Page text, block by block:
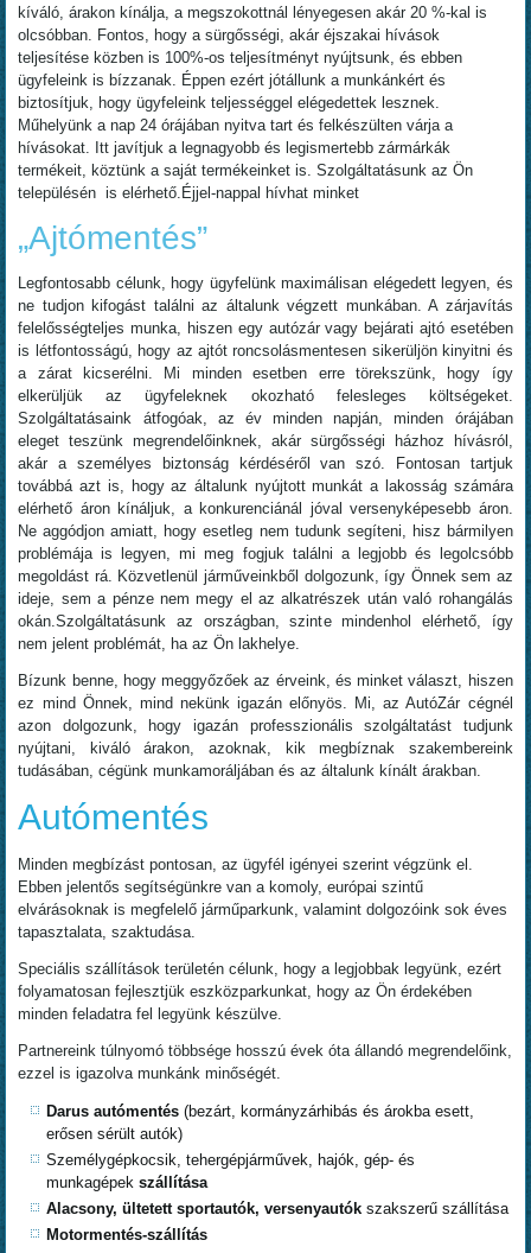
kíváló, árakon kínálja, a megszokottnál lényegesen akár 20 %-kal is
olcsóbban. Fontos, hogy a sürgősségi, akár éjszakai hívások
teljesítése közben is 100%-os teljesítményt nyújtsunk, és ebben
ügyfeleink is bízzanak. Éppen ezért jótállunk a munkánkért és
biztosítjuk, hogy ügyfeleink teljességgel elégedettek lesznek.
Műhelyünk a nap 24 órájában nyitva tart és felkészülten várja a
hívásokat. Itt javítjuk a legnagyobb és legismertebb zármárkák
termékeit, köztünk a saját termékeinket is. Szolgáltatásunk az Ön
településén is elérhető.Éjjel-nappal hívhat minket
„Ajtómentés”
Legfontosabb célunk, hogy ügyfelünk maximálisan elégedett legyen, és
ne tudjon kifogást találni az általunk végzett munkában. A zárjavítás
felelősségteljes munka, hiszen egy autózár vagy bejárati ajtó esetében
is létfontosságú, hogy az ajtót roncsolásmentesen sikerüljön kinyitni és
a zárat kicserélni. Mi minden esetben erre törekszünk, hogy így
elkerüljük az ügyfeleknek okozható felesleges költségeket.
Szolgáltatásaink átfogóak, az év minden napján, minden órájában
eleget teszünk megrendelőinknek, akár sürgősségi házhoz hívásról,
akár a személyes biztonság kérdéséről van szó. Fontosan tartjuk
továbbá azt is, hogy az általunk nyújtott munkát a lakosság számára
elérhető áron kínáljuk, a konkurenciánál jóval versenyképesebb áron.
Ne aggódjon amiatt, hogy esetleg nem tudunk segíteni, hisz bármilyen
problémája is legyen, mi meg fogjuk találni a legjobb és legolcsóbb
megoldást rá. Közvetlenül járműveinkből dolgozunk, így Önnek sem az
ideje, sem a pénze nem megy el az alkatrészek után való rohangálás
okán.Szolgáltatásunk az országban, szinte mindenhol elérhető, így
nem jelent problémát, ha az Ön lakhelye.
Bízunk benne, hogy meggyőzőek az érveink, és minket választ, hiszen
ez mind Önnek, mind nekünk igazán előnyös. Mi, az AutóZár cégnél
azon dolgozunk, hogy igazán professzionális szolgáltatást tudjunk
nyújtani, kiváló árakon, azoknak, kik megbíznak szakembereink
tudásában, cégünk munkamoráljában és az általunk kínált árakban.
Autómentés
Minden megbízást pontosan, az ügyfél igényei szerint végzünk el.
Ebben jelentős segítségünkre van a komoly, európai szintű
elvárásoknak is megfelelő járműparkunk, valamint dolgozóink sok éves
tapasztalata, szaktudása.
Speciális szállítások területén célunk, hogy a legjobbak legyünk, ezért
folyamatosan fejlesztjük eszközparkunkat, hogy az Ön érdekében
minden feladatra fel legyünk készülve.
Partnereink túlnyomó többsége hosszú évek óta állandó megrendelőink,
ezzel is igazolva munkánk minőségét.
Darus autómentés(bezárt, kormányzárhibás és árokba esett,
erősen sérült autók)
Személygépkocsik, tehergépjárművek, hajók, gép- és
munkagépekszállítása
Alacsony, ültetett sportautók, versenyautókszakszerű szállítása
Motormentés-szállítás